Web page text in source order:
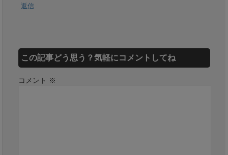
返信
この記事どう思う？気軽にコメントしてね
コメント ※